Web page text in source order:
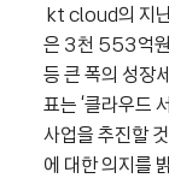
kt cloud의 지
은 3천 553억
등 큰 폭의 성장
표는 ‘클라우드
사업을 추진할 것
에 대한 의지를